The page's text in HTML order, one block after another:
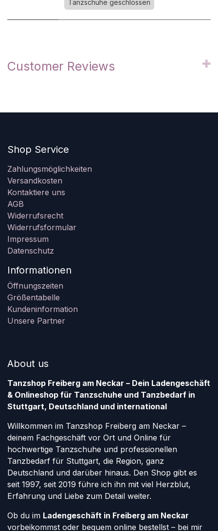
Tanzschuhe geschlossen
Customer Reviews
Shop Service
Zahlungsmöglichkeiten
Versandkosten
Kontaktiere uns
AGB
Widerrufsrecht
Widerrufsformular
Impressum
Datenschutz
Informationen
Öffnungszeiten
Größentabelle
Kundeninformation
Unsere Partner
About us
Tanzshop Freiberg am Neckar – Dein Ladengeschäft
& Onlineshop für Tanzschuhe und Tanzbedarf in
Stuttgart, Deutschland und international
Willkommen im Tanzshop Freiberg am Neckar –
deinem Fachgeschäft vor Ort und Online für
hochwertige Tanzschuhe und professionellen
Tanzbedarf für Stuttgart, die Region, ganz
Deutschland und darüber hinaus. Den Shop gibt es
seit 1997, seit 2019 führe ich ihn mit viel Herzblut,
Erfahrung und Liebe zum Detail weiter.
Ob du im Ladengeschäft in Freiberg am Neckar
vorbeikommst oder bequem online bestellst – bei mir